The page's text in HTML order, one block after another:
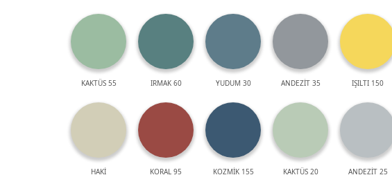
KAKTÜS 55 IRMAK 60 YUDUM 30 ANDEZİT 35 IŞILTI 150
HAKİ KORAL 95 KOZMİK 155 KAKTÜS 20 ANDEZİT 25